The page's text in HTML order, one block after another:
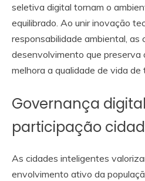
seletiva digital tornam o
equilibrado. Ao unir inovação
responsabilidade ambiental, as
desenvolvimento que preserva
melhora a qualidade de vida de
Governança
participação
As cidades inteligentes
envolvimento ativo da